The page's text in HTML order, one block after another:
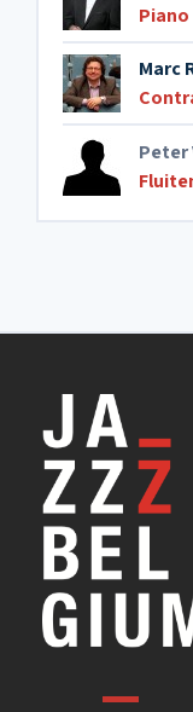
17. The flight
Piano
Marc
Peter